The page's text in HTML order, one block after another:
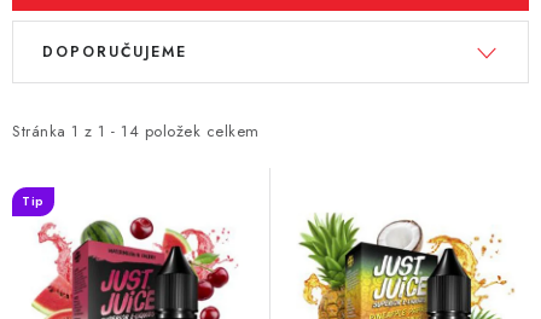
GRIPY & MODY
JEDNORÁZOVÉ A DOBÍJECÍ E-CIGARETY
PŘÍSLUŠENSTVÍ
ZNAČKY
V
i
p
Stránka 1 z 1 - 14 položek celkem
Ř
e
í
DOPORUČUJEME
Tip